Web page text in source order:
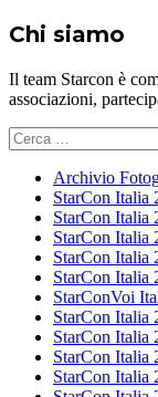
Chi siamo
Il team Starcon è
associazioni,
Ricerca
per:
Archivio
StarCon Italia
StarCon Italia
StarCon Italia
StarCon Italia
StarCon Italia
StarConVoi
StarCon Italia
StarCon Italia
StarCon Italia
StarCon Italia